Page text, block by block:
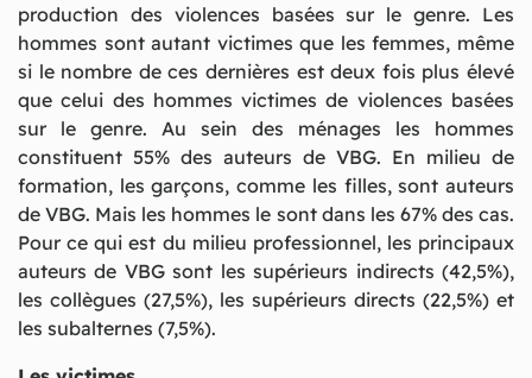
production des violences basées sur le genre. Les
hommes sont autant victimes que les femmes, même
si le nombre de ces dernières est deux fois plus élevé
que celui des hommes victimes de violences basées
sur le genre. Au sein des ménages les hommes
constituent 55% des auteurs de VBG. En milieu de
formation, les garçons, comme les filles, sont auteurs
de VBG. Mais les hommes le sont dans les 67% des cas.
Pour ce qui est du milieu professionnel, les principaux
auteurs de VBG sont les supérieurs indirects (42,5%),
les collègues (27,5%), les supérieurs directs (22,5%) et
les subalternes (7,5%).